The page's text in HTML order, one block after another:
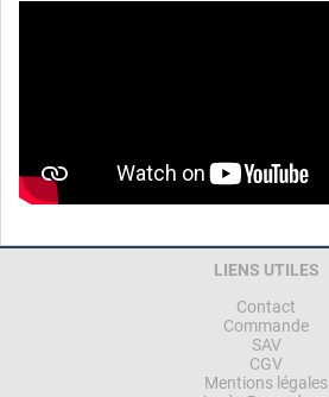
LIENS UTILES
Contact
Commande
SAV
CGV
Mentions légales